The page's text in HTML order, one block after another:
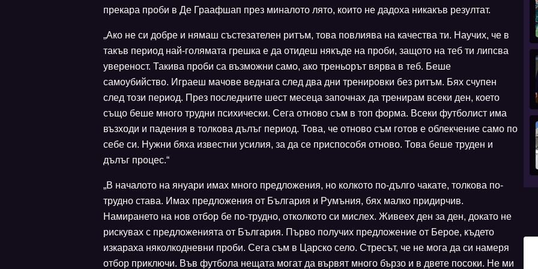
прекара проби в Де Граафшап през миналото лято, които не дадоха никакъв резултат.
„Ако не си добре и нямаш състезателен ритъм, това повлиява на качества ти. Научих, че в
такъв период най-голямата грешка е да отидеш някъде на проби, защото на теб ти липсва
увереност. Такива проби са възможни само, ако треньорът вярва в теб. Беше
самоубийство. Играеш мачове веднага след два дни тренировки без ритъм. Бях счупен
след този период. През последните шест месеца започнах да тренирам всеки ден, което
също беше много трудни психически. Сега отново съм в топ форма. Всеки футболист има
възходи и падения в толкова дълъг период. Това, че отново съм готов е облекчение само по
себе си. Нужни бяха известни усилия, за да се приспособя отново. Това беше труден и
дълъг процес.“
„В началото на януари имах много предложения, но колкото по-дълго чакате, толкова по-
трудно става. Имах предложения от България и Румъния, бях малко придирчив.
Намирането на нов отбор бе по-трудно, отколкото си мислех. Живеех ден за ден, докато не
рискувах с предложенията от България. Първо получих предложение от Берое, където
изкараха няколкодневни проби. Сега съм в Царско село. Стресът, че не мога да си намеря
отбор приключи. Във футбола нещата могат да вървят много бързо и в двете посоки. Не ми